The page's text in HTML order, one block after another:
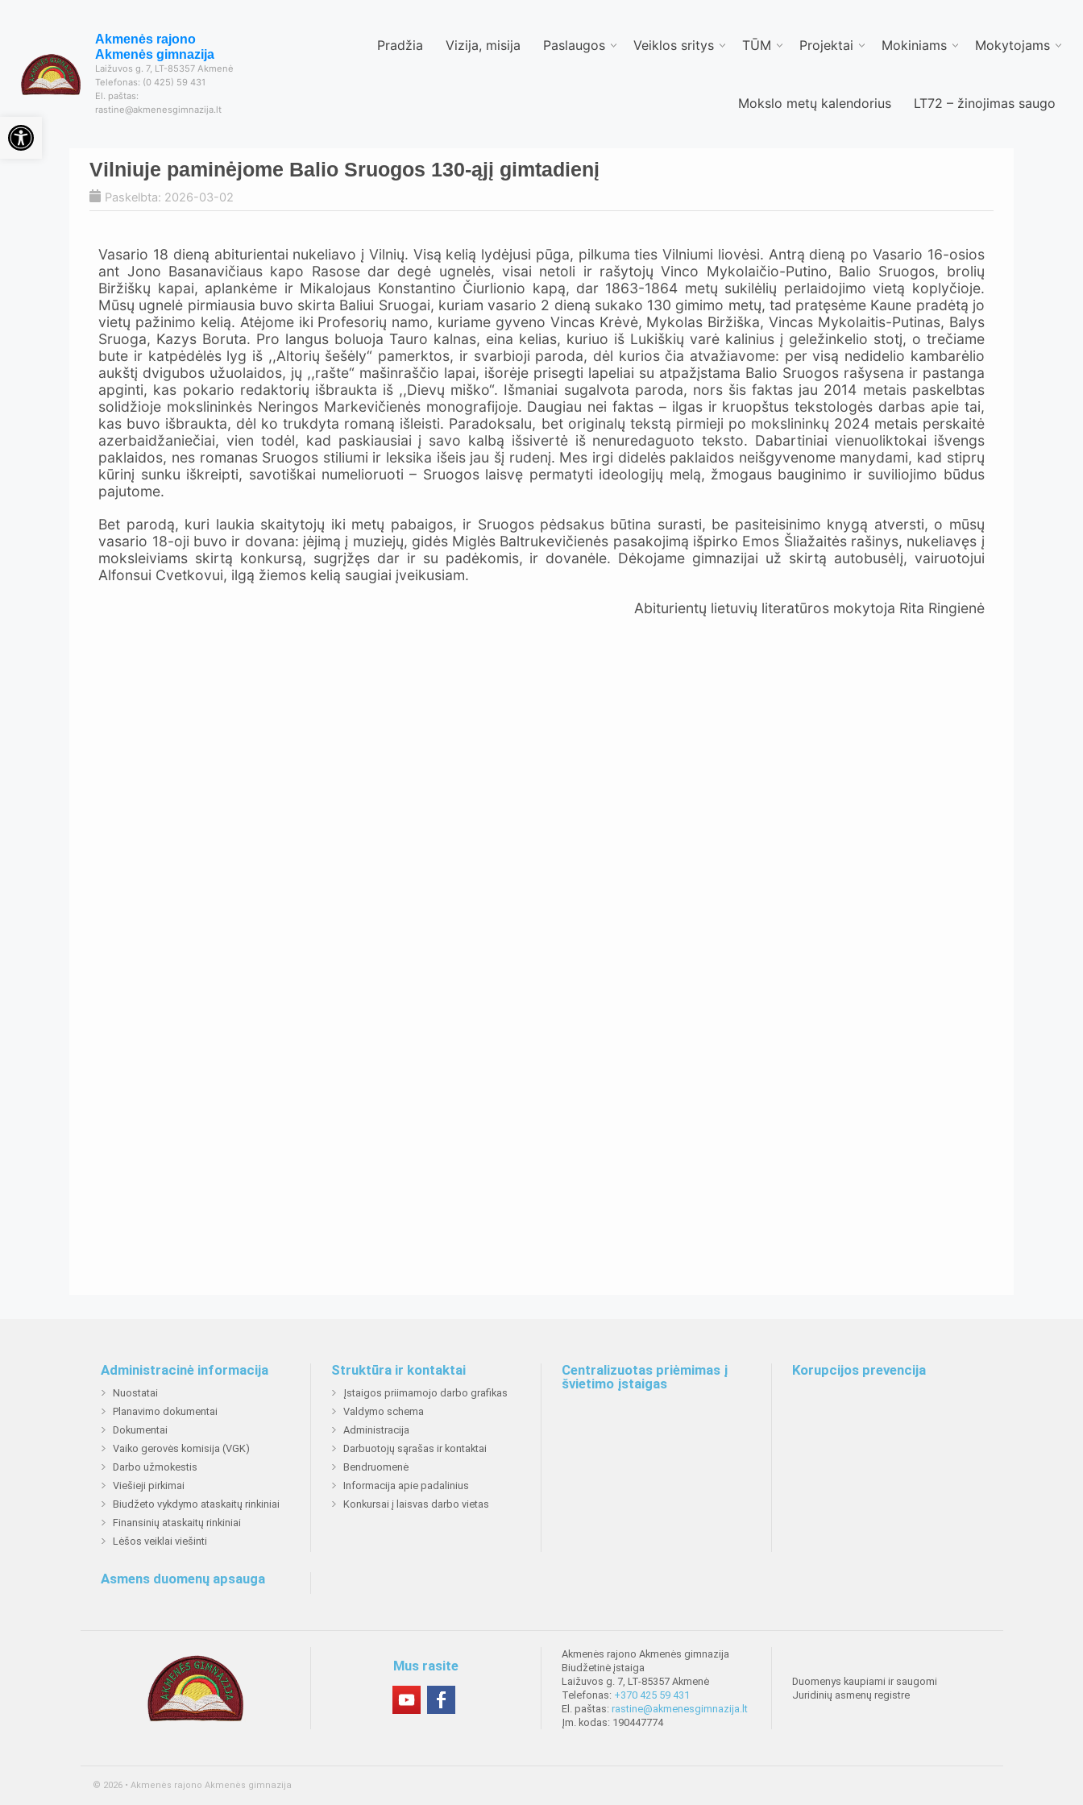
Akmenės rajono
Akmenės gimnazija
Laižuvos g. 7, LT-85357 Akmenė
Telefonas: (0 425) 59 431
El. paštas:
rastine@akmenesgimnazija.lt
Pradžia Vizija, misija Paslaugos Veiklos sritys TŪM Projektai Mokiniams Mokytojams
Mokslo metų kalendorius LT72 – žinojimas saugo
Vilniuje paminėjome Balio Sruogos 130-ąjį gimtadienį
Paskelbta: 2026-03-02
Vasario 18 dieną abiturientai nukeliavo į Vilnių. Visą kelią lydėjusi pūga, pilkuma ties Vilniumi liovėsi. Antrą dieną po Vasario 16-osios
ant Jono Basanavičiaus kapo Rasose dar degė ugnelės, visai netoli ir rašytojų Vinco Mykolaičio-Putino, Balio Sruogos, brolių
Biržiškų kapai, aplankėme ir Mikalojaus Konstantino Čiurlionio kapą, dar 1863-1864 metų sukilėlių perlaidojimo vietą koplyčioje.
Mūsų ugnelė pirmiausia buvo skirta Baliui Sruogai, kuriam vasario 2 dieną sukako 130 gimimo metų, tad pratęsėme Kaune pradėtą jo
vietų pažinimo kelią. Atėjome iki Profesorių namo, kuriame gyveno Vincas Krėvė, Mykolas Biržiška, Vincas Mykolaitis-Putinas, Balys
Sruoga, Kazys Boruta. Pro langus boluoja Tauro kalnas, eina kelias, kuriuo iš Lukiškių varė kalinius į geležinkelio stotį, o trečiame
bute ir katpėdėlės lyg iš ,,Altorių šešėly“ pamerktos, ir svarbioji paroda, dėl kurios čia atvažiavome: per visą nedidelio kambarėlio
aukštį dvigubos užuolaidos, jų ,,rašte“ mašinraščio lapai, išorėje prisegti lapeliai su atpažįstama Balio Sruogos rašysena ir pastanga
apginti, kas pokario redaktorių išbraukta iš ,,Dievų miško“. Išmaniai sugalvota paroda, nors šis faktas jau 2014 metais paskelbtas
solidžioje mokslininkės Neringos Markevičienės monografijoje. Daugiau nei faktas – ilgas ir kruopštus tekstologės darbas apie tai,
kas buvo išbraukta, dėl ko trukdyta romaną išleisti. Paradoksalu, bet originalų tekstą pirmieji po mokslininkų 2024 metais perskaitė
azerbaidžaniečiai, vien todėl, kad paskiausiai į savo kalbą išsivertė iš nenuredaguoto teksto. Dabartiniai vienuoliktokai išvengs
paklaidos, nes romanas Sruogos stiliumi ir leksika išeis jau šį rudenį. Mes irgi didelės paklaidos neišgyvenome manydami, kad stiprų
kūrinį sunku iškreipti, savotiškai numelioruoti – Sruogos laisvę permatyti ideologijų melą, žmogaus bauginimo ir suviliojimo būdus
pajutome.
Bet parodą, kuri laukia skaitytojų iki metų pabaigos, ir Sruogos pėdsakus būtina surasti, be pasiteisinimo knygą atversti, o mūsų
vasario 18-oji buvo ir dovana: įėjimą į muziejų, gidės Miglės Baltrukevičienės pasakojimą išpirko Emos Šliažaitės rašinys, nukeliavęs į
moksleiviams skirtą konkursą, sugrįžęs dar ir su padėkomis, ir dovanėle. Dėkojame gimnazijai už skirtą autobusėlį, vairuotojui
Alfonsui Cvetkovui, ilgą žiemos kelią saugiai įveikusiam.
Abiturientų lietuvių literatūros mokytoja Rita Ringienė
Administracinė informacija
Nuostatai
Planavimo dokumentai
Dokumentai
Vaiko gerovės komisija (VGK)
Darbo užmokestis
Viešieji pirkimai
Biudžeto vykdymo ataskaitų rinkiniai
Finansinių ataskaitų rinkiniai
Lėšos veiklai viešinti
Struktūra ir kontaktai
Įstaigos priimamojo darbo grafikas
Valdymo schema
Administracija
Darbuotojų sąrašas ir kontaktai
Bendruomenė
Informacija apie padalinius
Konkursai į laisvas darbo vietas
Centralizuotas priėmimas į
švietimo įstaigas
Korupcijos prevencija
Asmens duomenų apsauga
Mus rasite
Akmenės rajono Akmenės gimnazija
Biudžetinė įstaiga
Laižuvos g. 7, LT-85357 Akmenė
Telefonas: +370 425 59 431
El. paštas: rastine@akmenesgimnazija.lt
Įm. kodas: 190447774
Duomenys kaupiami ir saugomi
Juridinių asmenų registre
© 2026 • Akmenės rajono Akmenės gimnazija
Open toolbar